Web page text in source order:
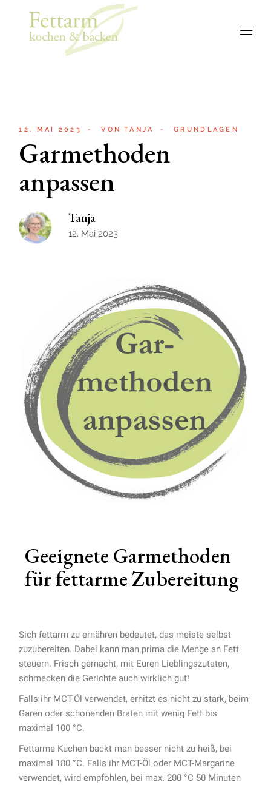
12. MAI 2023 VON TANJA GRUNDLAGEN
Garmethoden
anpassen
Tanja
12. Mai 2023
Geeignete Garmethoden
für fettarme Zubereitung
Sich fettarm zu ernähren bedeutet, das meiste selbst
zuzubereiten. Dabei kann man prima die Menge an Fett
steuern. Frisch gemacht, mit Euren Lieblingszutaten,
schmecken die Gerichte auch wirklich gut!
Falls ihr MCT-Öl verwendet, erhitzt es nicht zu stark, beim
Garen oder schonenden Braten mit wenig Fett bis
maximal 100 °C.
Fettarme Kuchen backt man besser nicht zu heiß, bei
maximal 180 °C. Falls ihr MCT-Öl oder MCT-Margarine
verwendet, wird empfohlen, bei max. 200 °C 50 Minuten